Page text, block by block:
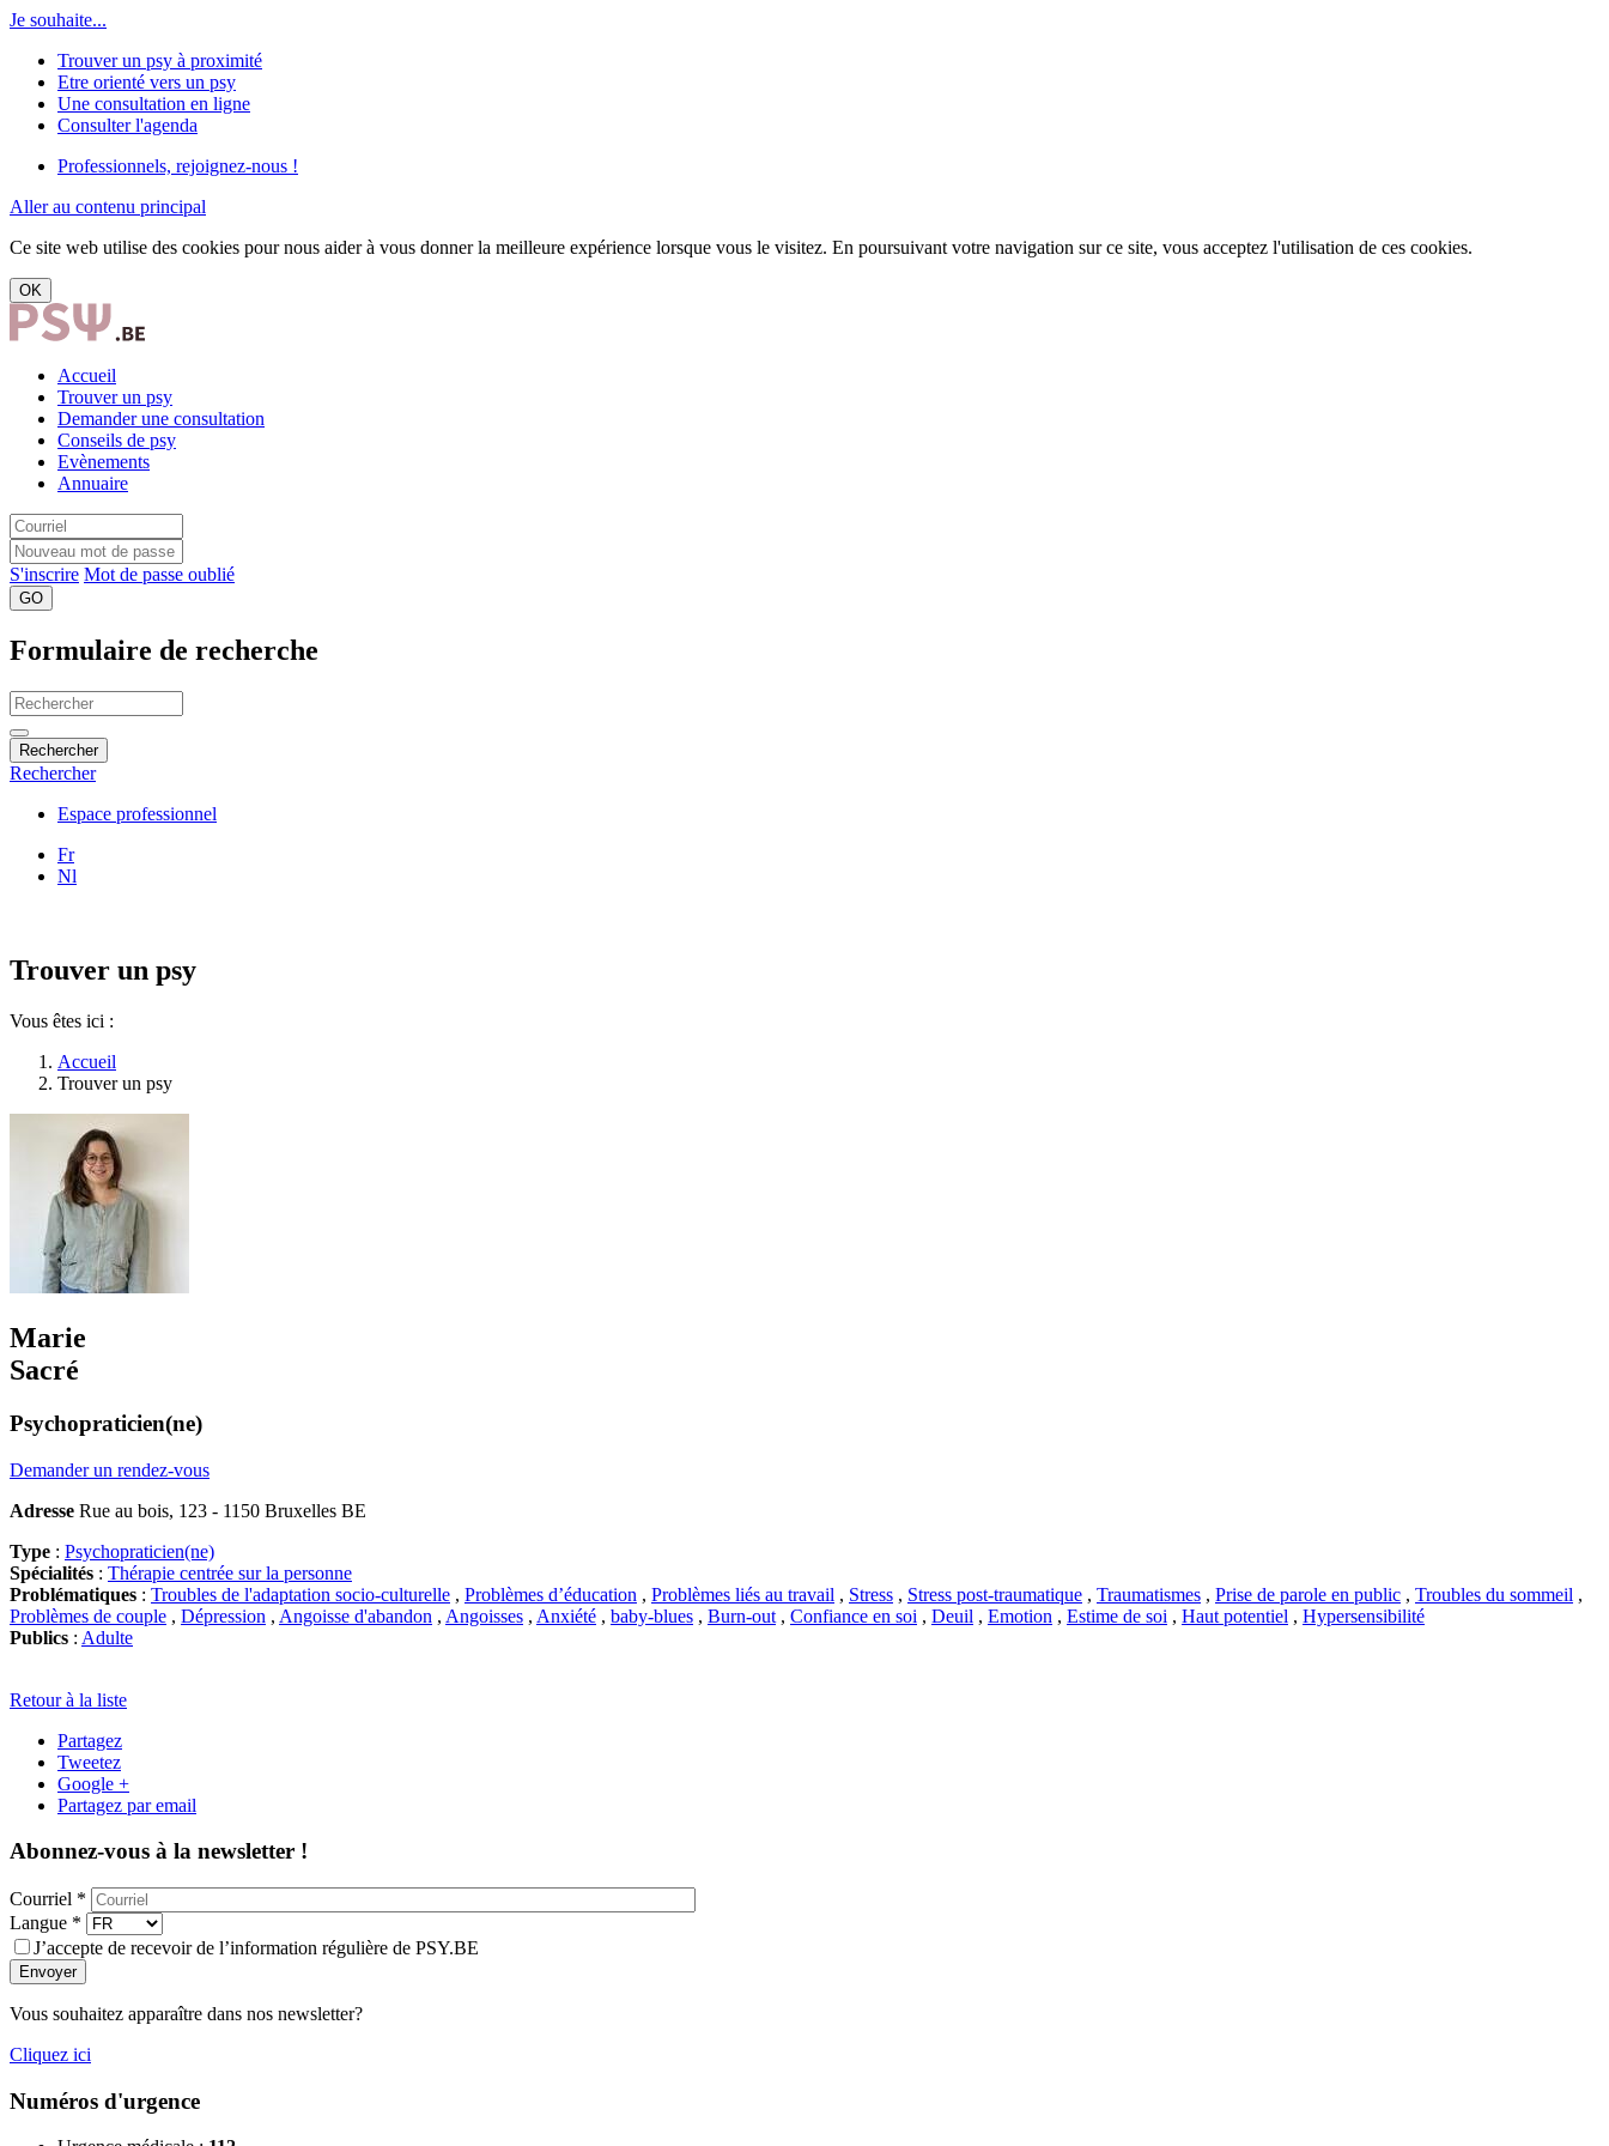
Je souhaite...
Trouver un psy à proximité
Etre orienté vers un psy
Une consultation en ligne
Consulter l'agenda
Professionnels, rejoignez-nous !
Aller au contenu principal
Ce site web utilise des cookies pour nous aider à vous donner la meilleure expérience lorsque vous le visitez. En poursuivant votre navigation sur ce site, vous acceptez l'utilisation de ces cookies.
OK
Accueil
Trouver un psy
Demander une consultation
Conseils de psy
Evènements
Annuaire
S'inscrire Mot de passe oublié
GO
Formulaire de recherche
Rechercher
Rechercher
Espace professionnel
Fr
Nl
Trouver un psy
Vous êtes ici :
Accueil
Trouver un psy
Marie
Sacré
Psychopraticien(ne)
Demander un rendez-vous
Adresse Rue au bois, 123 - 1150 Bruxelles BE
Type : Psychopraticien(ne)
Spécialités : Thérapie centrée sur la personne
Problématiques : Troubles de l'adaptation socio-culturelle , Problèmes d’éducation , Problèmes liés au travail , Stress , Stress post-traumatique , Traumatismes , Prise de parole en public , Troubles du sommeil ,
Problèmes de couple , Dépression , Angoisse d'abandon , Angoisses , Anxiété , baby-blues , Burn-out , Confiance en soi , Deuil , Emotion , Estime de soi , Haut potentiel , Hypersensibilité
Publics : Adulte
Retour à la liste
Partagez
Tweetez
Google +
Partagez par email
Abonnez-vous à la newsletter !
Courriel *
Langue *
J’accepte de recevoir de l’information régulière de PSY.BE
Envoyer
Vous souhaitez apparaître dans nos newsletter?
Cliquez ici
Numéros d'urgence